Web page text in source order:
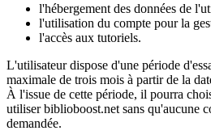
l'hébergement des données de
l'utilisation du compte pour la
l'accès aux tutoriels.
L'utilisateur dispose d'une période
maximale de trois mois à partir de la
À l'issue de cette période, il pourra
utiliser biblioboost.net sans qu'aucune
demandée.